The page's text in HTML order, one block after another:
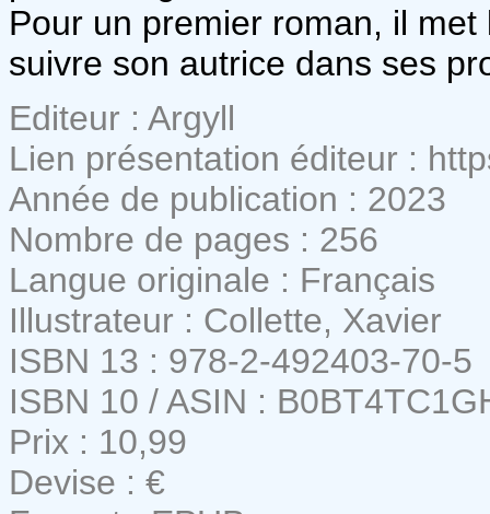
Pour un premier roman, il
suivre son autrice dans ses
Editeur : Argyll
Lien présentation éditeur :
Année de publication : 2023
Nombre de pages : 256
Langue originale : Français
Illustrateur : Collette, Xavier
ISBN 13 : 978-2-492403-70-5
ISBN 10 / ASIN :
Prix : 10,99
Devise : €